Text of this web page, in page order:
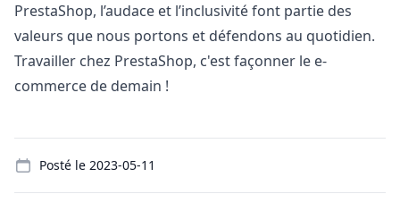
PrestaShop, l’audace et l’inclusivité font partie des
valeurs que nous portons et défendons au quotidien.
Travailler chez PrestaShop, c'est façonner le e-
commerce de demain !
Posté le 2023-05-11